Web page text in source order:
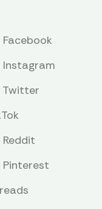
Instagram
Twitter
Pinterest